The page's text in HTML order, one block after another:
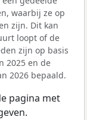
waarbij ze op
zijn. Dit kan
loopt of de
zijn op basis
2025 en de
2026 bepaald.
pagina met